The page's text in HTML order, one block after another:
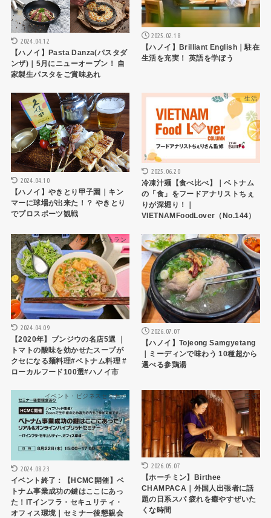
2024.04.12
【ハノイ】Pasta Danza(パスタダ
ンザ)｜5月にニューオープン！ 自
家製生パスタをご賞味あれ
2025.02.18
【ハノイ】Brilliant English｜駐在
生活を充実！ 英語を学ぼう
ハノイレストラン
2024.04.10
【ハノイ】やきとり甲子園｜キン
マーに球場が出来た！？ やきとり
でプロスポーツ観戦
生活
2025.06.20
冷凍汁麺【食べ比べ】｜ベトナム
の「食」をフードアナリストちぇ
りが深堀り！｜
VIETNAMFoodLover（No.144）
ハノイレストラン
2024.04.09
【2020年】ブンジウの名店5選 ｜
トマトの酸味を効かせたスープが
クセになる麺料理#ベトナム料理 #
ローカルフード100選#ハノイ市
生活
2026.07.07
【ハノイ】Tojeong Samgyetang
｜ミーディンで味わう 10種超から
選べる参鶏湯
イベント・ビジネスセミナー
2024.08.23
イベント終了：【HCMC開催】ベ
トナム事業成功の鍵はここにあっ
た！ITインフラ・セキュリティ・
オフィス環境｜セミナー後懇親会
生活
2026.05.07
【ホーチミン】Birthee
CHAMPACA｜外国人出張者に話
題の日系スパ 疲れを癒やすぜいた
くな時間